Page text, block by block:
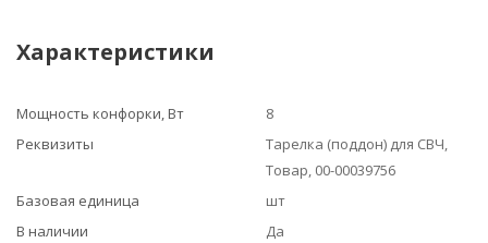
Характеристики
Мощность конфорки, Вт
8
Реквизиты
Тарелка (поддон) для СВЧ,
Товар, 00-00039756
Базовая единица
шт
В наличии
Да